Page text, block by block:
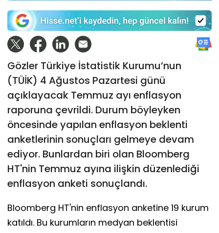
Gözler Türkiye İstatistik Kurumu’nun
(TÜİK) 4 Ağustos Pazartesi günü
açıklayacak Temmuz ayı enflasyon
raporuna çevrildi. Durum böyleyken
öncesinde yapılan enflasyon beklenti
anketlerinin sonuçları gelmeye devam
ediyor. Bunlardan biri olan Bloomberg
HT'nin Temmuz ayına ilişkin düzenlediği
enflasyon anketi sonuçlandı.
Bloomberg HT'nin enflasyon anketine 19 kurum
katıldı. Bu kurumların medyan beklentisi